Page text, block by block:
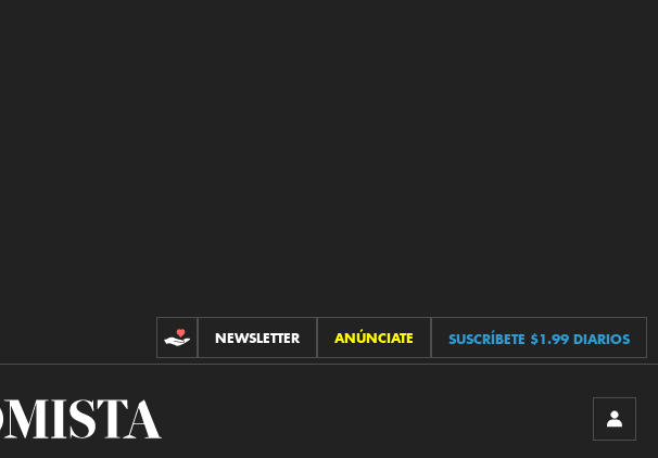
CONTRIBUCIONES
NEWSLETTER ANÚNCIATE SUSCRÍBETE $1.99 DIARIOS